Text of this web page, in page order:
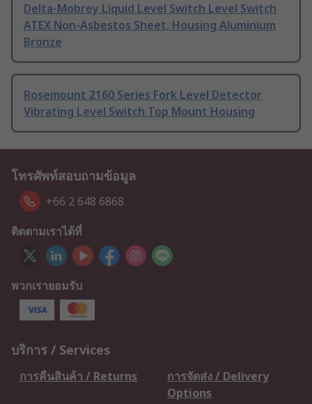
Delta-Mobrey Liquid Level Switch Level Switch
ATEX Non-Asbestos Sheet, Housing Aluminium
Bronze
Rosemount 2160 Series Fork Level Detector
Vibrating Level Switch Top Mount Housing
โทรศัพท์สอบถามข้อมูล
+66 2 648 6868
ติดตามเราได้ที่
พวกเรายอมรับ
บริการ / Services
การคืนสินค้า / Returns
การจัดส่ง / Delivery
Options